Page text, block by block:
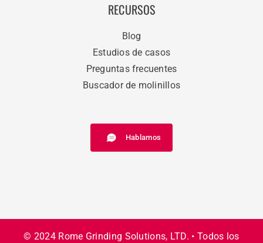
RECURSOS
Blog
Estudios de casos
Preguntas frecuentes
Buscador de molinillos
Hablamos
© 2024 Rome Grinding Solutions, LTD. • Todos los